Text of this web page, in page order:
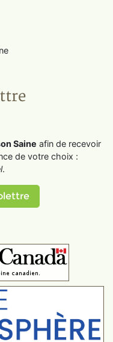
Saine afin de recevoir
de votre choix :
.